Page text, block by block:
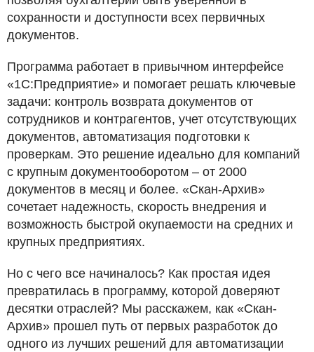
сохранности и доступности всех первичных
документов.
Программа работает в привычном интерфейсе
«1С:Предприятие» и помогает решать ключевые
задачи: контроль возврата документов от
сотрудников и контрагентов, учет отсутствующих
документов, автоматизация подготовки к
проверкам. Это решение идеально для компаний
с крупным документооборотом – от 2000
документов в месяц и более. «Скан-Архив»
сочетает надежность, скорость внедрения и
возможность быстрой окупаемости на средних и
крупных предприятиях.
Но с чего все начиналось? Как простая идея
превратилась в программу, которой доверяют
десятки отраслей? Мы расскажем, как «Скан-
Архив» прошел путь от первых разработок до
одного из лучших решений для автоматизации